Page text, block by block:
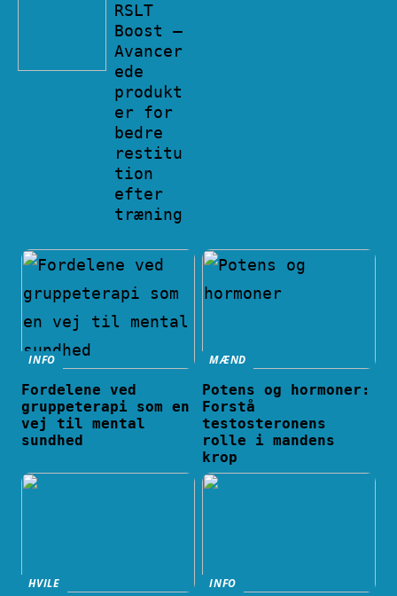
RSLT
Boost –
Avancer
ede
produkt
er for
bedre
restitu
tion
efter
træning
INFO
Fordelene ved
gruppeterapi som en
vej til mental
sundhed
MÆND
Potens og hormoner:
Forstå
testosteronens
rolle i mandens
krop
HVILE INFO